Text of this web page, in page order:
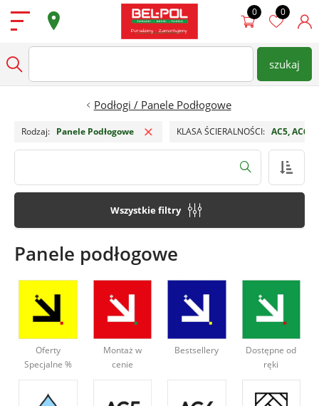
Drzwi
Ściany
Super Oferty
Strefa architekta
Deweloperzy
Aktualności
Szukaj wpisz nazwę produktuszukaj
Podłogi / Panele Podłogowe
Rodzaj Panele Podłogowe Usuń filtr
KLASA ŚCIERALNOŚCI AC5, AC6
Wszystkie filtry
Panele podłogowe
Oferty
Specjalne %
Montaż w
cenie
Bestsellery
Dostępne od
ręki